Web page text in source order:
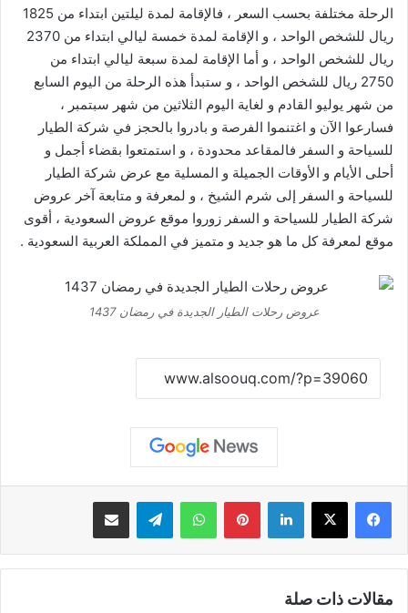
الرحلة مختلفة بحسب السعر ، فالإقامة لمدة ليلتين ابتداء من 1825
ريال للشخص الواحد ، و الإقامة لمدة خمسة ليالي ابتداء من 2370
ريال للشخص الواحد ، و أما الإقامة لمدة سبعة ليالي ابتداء من
2750 ريال للشخص الواحد ، و ستبدأ هذه الرحلة من اليوم السابع
من شهر يوليو القادم و لغاية اليوم الثلاثين من شهر سبتمبر ،
فسارعوا الآن و اغتنموا الفرصة و بادروا بالحجز في شركة الطيار
للسياحة و السفر فالمقاعد محدودة ، و استمتعوا بقضاء أجمل و
أحلى الأيام و الأوقات الجميلة و المسلية مع عرض شركة الطيار
للسياحة و السفر إلى شرم الشيخ ، و لمعرفة و متابعة آخر عروض
شركة الطيار للسياحة و السفر زوروا موقع عروض السعودية ، أقوى
موقع لمعرفة كل ما هو جديد و متميز في المملكة العربية السعودية .
عروض رحلات الطيار الجديدة في رمضان 1437
لينكدإن بينتيريستواتساب تيلقرام مشاركة عبر البريد
مقالات ذات صلة